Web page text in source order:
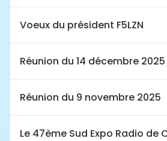
Voeux du président F5LZN
Réunion du 14 décembre 2025
Réunion du 9 novembre 2025
Le 47ème Sud Expo Radio de